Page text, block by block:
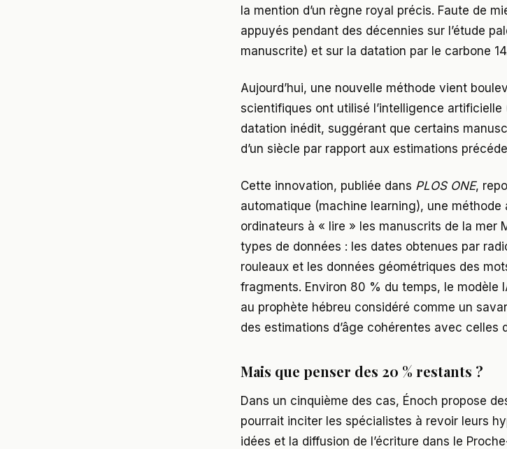
la mention d’un règne royal précis. Faute de
appuyés pendant des décennies sur l’étude
manuscrite) et sur la datation par le carbone
Aujourd’hui, une nouvelle méthode vient
scientifiques ont utilisé l’intelligence
datation inédit, suggérant que certains
d’un siècle par rapport aux estimations
Cette innovation, publiée dans PLOS ONE,
automatique (machine learning), une
ordinateurs à « lire » les manuscrits de la mer
types de données : les dates obtenues par
rouleaux et les données géométriques des
fragments. Environ 80 % du temps, le modèle
au prophète hébreu considéré comme un
des estimations d’âge cohérentes avec celles
Mais que penser des 20 % restants ?
Dans un cinquième des cas, Énoch propose
pourrait inciter les spécialistes à revoir leurs
idées et la diffusion de l’écriture dans le